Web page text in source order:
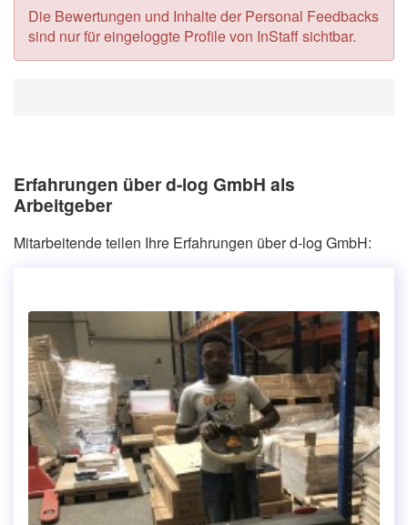
Die Bewertungen und Inhalte der Personal Feedbacks
sind nur für eingeloggte Profile von InStaff sichtbar.
Erfahrungen über d-log GmbH als
Arbeitgeber
Mitarbeitende teilen Ihre Erfahrungen über d-log GmbH: